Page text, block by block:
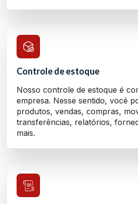
Controle de estoque
Nosso controle de estoque é
empresa. Nesse sentido, você
produtos, vendas, compras,
transferências, relatórios,
mais.